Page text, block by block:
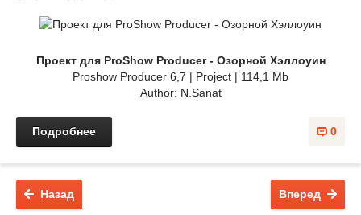
Проект для ProShow Producer - Озорной Хэллоуин
Proshow Producer 6,7 | Project | 114,1 Mb
Author: N.Sanat
0
Подробнее
Вперед
Назад